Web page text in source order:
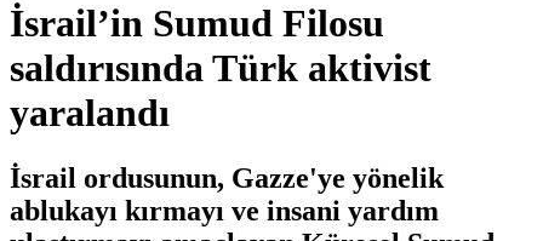
İsrail’in Sumud Filosu
saldırısında Türk aktivist
yaralandı
İsrail ordusunun, Gazze'ye yönelik
ablukayı kırmayı ve insani yardım